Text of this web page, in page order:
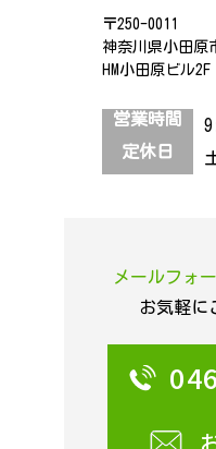
〒250-0011
神奈川県小田原
HM小田原ビル2F
営業時間
定休日
メールフォ
お気軽に